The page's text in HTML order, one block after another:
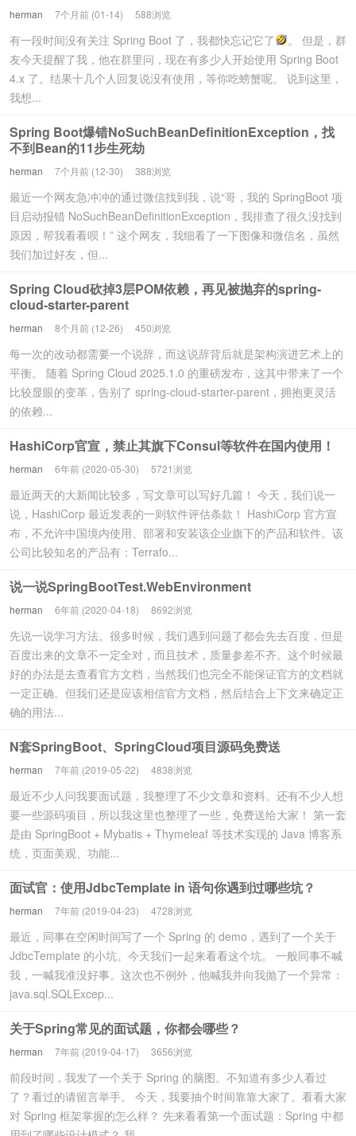
herman 7个月前 (01-14) 588浏览
有一段时间没有关注 Spring Boot 了，我都快忘记它了
。 但是，群
友今天提醒了我，他在群里问，现在有多少人开始使用 Spring Boot
4.x 了。结果十几个人回复说没有使用，等你吃螃蟹呢。 说到这里，
我想...
Spring Boot爆错NoSuchBeanDefinitionException，找
不到Bean的11步生死劫
herman 7个月前 (12-30) 388浏览
最近一个网友急冲冲的通过微信找到我，说“哥，我的 SpringBoot 项
目启动报错 NoSuchBeanDefinitionException，我排查了很久没找到
原因，帮我看看呗！” 这个网友，我细看了一下图像和微信名，虽然
我们加过好友，但...
Spring Cloud砍掉3层POM依赖，再见被抛弃的spring-
cloud-starter-parent
herman 8个月前 (12-26) 450浏览
每一次的改动都需要一个说辞，而这说辞背后就是架构演进艺术上的
平衡。 随着 Spring Cloud 2025.1.0 的重磅发布，这其中带来了一个
比较显眼的变革，告别了 spring-cloud-starter-parent，拥抱更灵活
的依赖...
HashiCorp官宣，禁止其旗下Consul等软件在国内使用！
herman 6年前 (2020-05-30) 5721浏览
最近两天的大新闻比较多，写文章可以写好几篇！ 今天，我们说一
说，HashiCorp 最近发表的一则软件评估条款！ HashiCorp 官方宣
布，不允许中国境内使用、部署和安装该企业旗下的产品和软件。该
公司比较知名的产品有：Terrafo...
说一说SpringBootTest.WebEnvironment
herman 6年前 (2020-04-18) 8692浏览
先说一说学习方法。很多时候，我们遇到问题了都会先去百度，但是
百度出来的文章不一定全对，而且技术，质量参差不齐。这个时候最
好的办法是去查看官方文档，当然我们也完全不能保证官方的文档就
一定正确。但我们还是应该相信官方文档，然后结合上下文来确定正
确的用法...
N套SpringBoot、SpringCloud项目源码免费送
herman 7年前 (2019-05-22) 4838浏览
最近不少人问我要面试题，我整理了不少文章和资料。还有不少人想
要一些源码项目，所以我这里也整理了一些，免费送给大家！ 第一套
是由 SpringBoot + Mybatis + Thymeleaf 等技术实现的 Java 博客系
统，页面美观、功能...
面试官：使用JdbcTemplate in 语句你遇到过哪些坑？
herman 7年前 (2019-04-23) 4728浏览
最近，同事在空闲时间写了一个 Spring 的 demo，遇到了一个关于
JdbcTemplate 的小坑。今天我们一起来看看这个坑。 一般同事不喊
我，一喊我准没好事。这次也不例外，他喊我并向我抛了一个异常：
java.sql.SQLExcep...
关于Spring常见的面试题，你都会哪些？
herman 7年前 (2019-04-17) 3656浏览
前段时间，我发了一个关于 Spring 的脑图。不知道有多少人看过
了？看过的请留言举手。 今天，我要抽个时间靠靠大家了。看看大家
对 Spring 框架掌握的怎么样？ 先来看看第一个面试题：Spring 中都